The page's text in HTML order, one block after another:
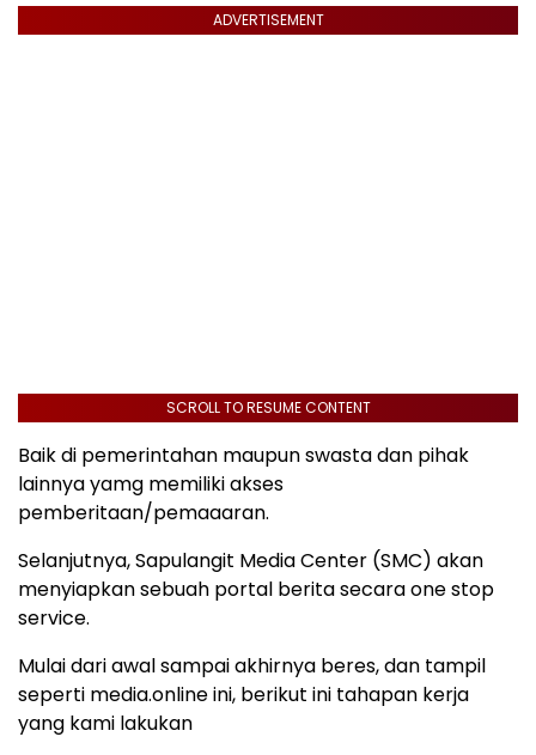
ADVERTISEMENT
SCROLL TO RESUME CONTENT
Baik di pemerintahan maupun swasta dan pihak
lainnya yamg memiliki akses
pemberitaan/pemaaaran.
Selanjutnya, Sapulangit Media Center (SMC) akan
menyiapkan sebuah portal berita secara one stop
service.
Mulai dari awal sampai akhirnya beres, dan tampil
seperti media.online ini, berikut ini tahapan kerja
yang kami lakukan